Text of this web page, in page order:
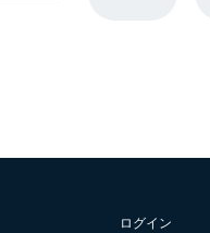
ログイン